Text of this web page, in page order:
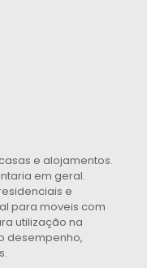
e alojamentos.
em geral.
e
para moveis com
utilização na
desempenho,